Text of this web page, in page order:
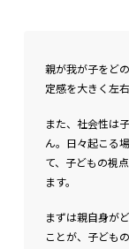
親が我が子をど
定感を大きく左右
また、社会性は
ん。日々起こる
て、子どもの視
ます。
まずは親自身が
ことが、子ども